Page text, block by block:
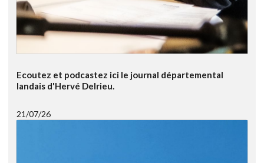
Ecoutez et podcastez ici le journal départemental
landais d'Hervé Delrieu.
21/07/26